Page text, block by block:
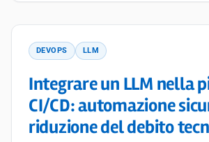
DEVOPS LLM
Integrare un LLM nella
CI/CD: automazione
riduzione del debito